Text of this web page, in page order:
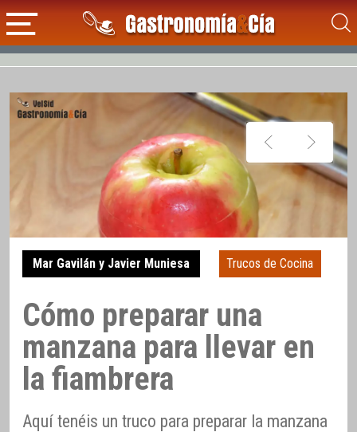
Mar Gavilán y Javier Muniesa Trucos de Cocina
Cómo preparar una
manzana para llevar en
la fiambrera
Aquí tenéis un truco para preparar la manzana